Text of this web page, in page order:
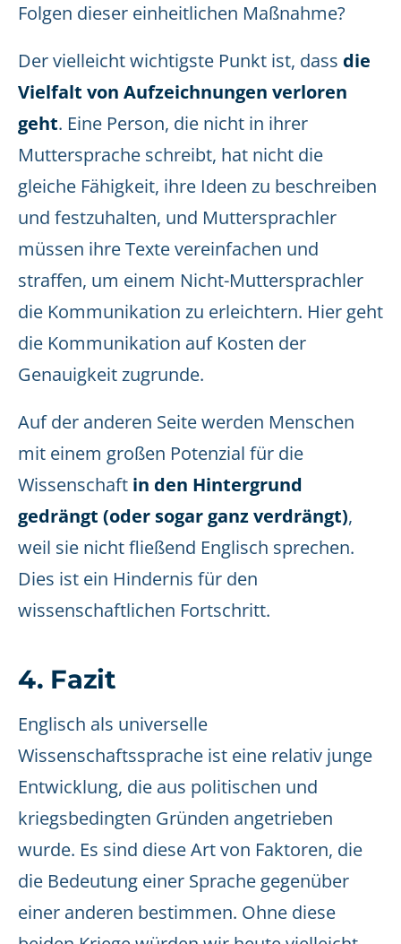
Folgen dieser einheitlichen Maßnahme?
Der vielleicht wichtigste Punkt ist, dass die
Vielfalt von Aufzeichnungen verloren
geht. Eine Person, die nicht in ihrer
Muttersprache schreibt, hat nicht die
gleiche Fähigkeit, ihre Ideen zu beschreiben
und festzuhalten, und Muttersprachler
müssen ihre Texte vereinfachen und
straffen, um einem Nicht-Muttersprachler
die Kommunikation zu erleichtern. Hier geht
die Kommunikation auf Kosten der
Genauigkeit zugrunde.
Auf der anderen Seite werden Menschen
mit einem großen Potenzial für die
Wissenschaft in den Hintergrund
gedrängt (oder sogar ganz verdrängt),
weil sie nicht fließend Englisch sprechen.
Dies ist ein Hindernis für den
wissenschaftlichen Fortschritt.
4. Fazit
Englisch als universelle
Wissenschaftssprache ist eine relativ junge
Entwicklung, die aus politischen und
kriegsbedingten Gründen angetrieben
wurde. Es sind diese Art von Faktoren, die
die Bedeutung einer Sprache gegenüber
einer anderen bestimmen. Ohne diese